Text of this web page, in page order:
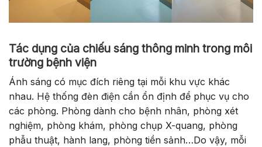
Tác dụng của chiếu sáng thông minh trong môi
trường bệnh viện
Ánh sáng có mục đích riêng tại mỗi khu vực khác
nhau. Hệ thống đèn điện cần ổn định để phục vụ cho
các phòng. Phòng dành cho bệnh nhân, phòng xét
nghiệm, phòng khám, phòng chụp X-quang, phòng
phẫu thuật, hành lang, phòng tiền sảnh…Do vậy, mỗi